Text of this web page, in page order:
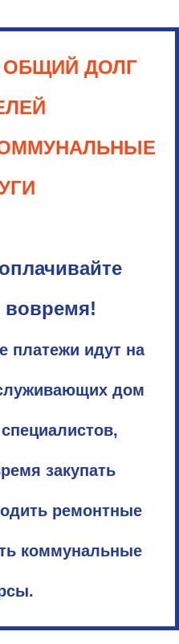
ОБЩИЙ ДОЛГ
вовремя!
платежи идут на
дом
закупать
ремонтные
коммунальные